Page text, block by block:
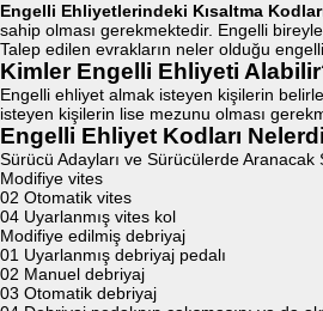
Engelli Ehliyetlerindeki Kısaltma
sahip olması gerekmektedir. Engelli
Talep edilen evrakların neler olduğu
Kimler Engelli Ehliyeti
Engelli ehliyet almak isteyen kişilerin
isteyen kişilerin lise mezunu olması
Engelli Ehliyet Kodları
Sürücü Adayları ve Sürücülerde Aranacak
Modifiye vites
02 Otomatik vites
04 Uyarlanmış vites kol
Modifiye edilmiş debriyaj
01 Uyarlanmış debriyaj pedalı
02 Manuel debriyaj
03 Otomatik debriyaj